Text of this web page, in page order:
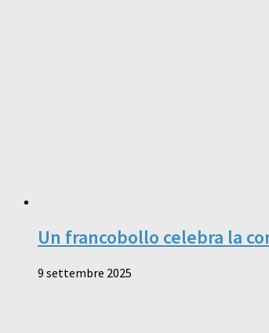
Un francobollo celebra la
9 settembre 2025